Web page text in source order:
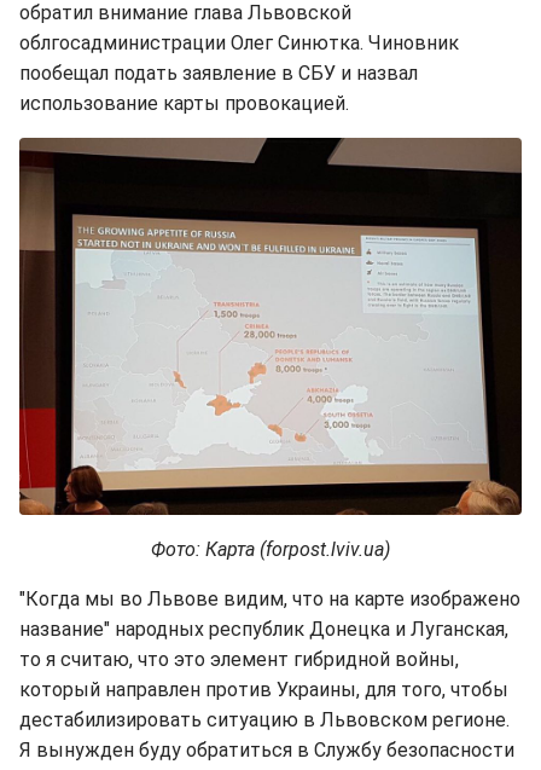
обратил внимание глава Львовской
облгосадминистрации Олег Синютка. Чиновник
пообещал подать заявление в СБУ и назвал
использование карты провокацией.
Фото: Карта (forpost.lviv.ua)
"Когда мы во Львове видим, что на карте изображено
название" народных республик Донецка и Луганская,
то я считаю, что это элемент гибридной войны,
который направлен против Украины, для того, чтобы
дестабилизировать ситуацию в Львовском регионе.
Я вынужден буду обратиться в Службу безопасности